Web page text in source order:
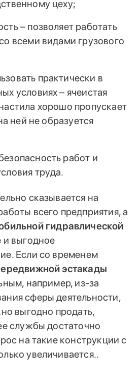
цеху;
– позволяет работать
всеми видами грузового
практически в
условиях – ячеистая
хорошо пропускает
ней не образуется
работ и
труда.
сказывается на
всего предприятия, а
гидравлической
и выгодное
Если со временем
эстакады
например, из-за
сферы деятельности,
выгодно продать,
службы достаточно
на такие конструкции с
увеличивается..